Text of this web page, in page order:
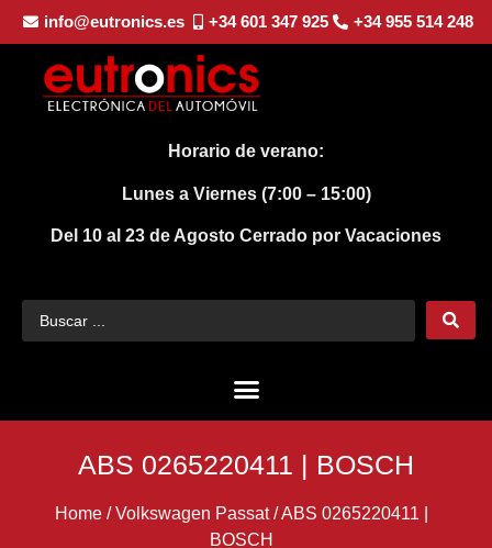
info@eutronics.es +34 601 347 925 +34 955 514 248
Horario de verano:
Lunes a Viernes (7:00 – 15:00)
Del 10 al 23 de Agosto Cerrado por Vacaciones
ABS 0265220411 | BOSCH
Home/Volkswagen Passat/ABS 0265220411 |
BOSCH